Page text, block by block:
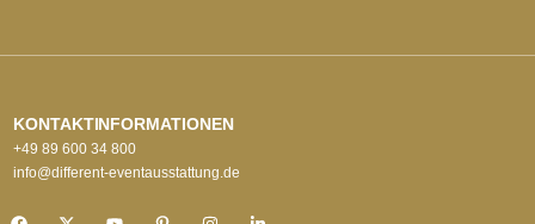
KONTAKTINFORMATIONEN
+49 89 600 34 800
info@different-eventausstattung.de